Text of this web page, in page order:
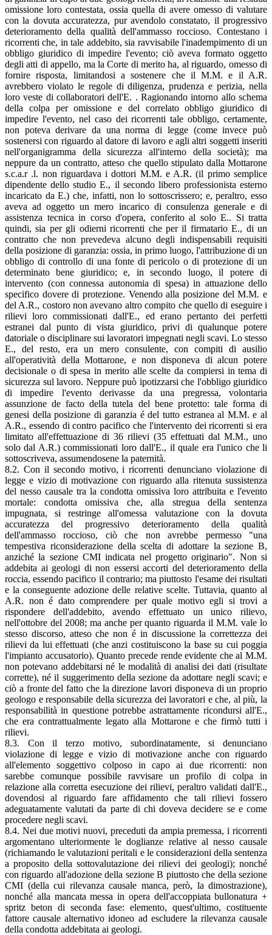
omissione loro contestata, ossia quella di avere omesso di valutare
con la dovuta accuratezza, pur avendolo constatato, il progressivo
deterioramento della qualità dell'ammasso roccioso. Contestano i
ricorrenti che, in tale addebito, sia ravvisabile l'inadempimento di un
obbligo giuridico di impedire l'evento; ciò aveva formato oggetto
degli atti di appello, ma la Corte di merito ha, al riguardo, omesso di
fornire risposta, limitandosi a sostenere che il M.M. e il A.R.
avrebbero violato le regole di diligenza, prudenza e perizia, nella
loro veste di collaboratori dell'E. . Ragionando intorno allo schema
della colpa per omissione e del correlato obbligo giuridico di
impedire l'evento, nel caso dei ricorrenti tale obbligo, certamente,
non poteva derivare da una norma di legge (come invece può
sostenersi con riguardo al datore di lavoro e agli altri soggetti inseriti
nell'organigramma della sicurezza all'interno della società); ma
neppure da un contratto, atteso che quello stipulato dalla Mottarone
s.c.a.r .l. non riguardava i dottori M.M. e A.R. (il primo semplice
dipendente dello studio E., il secondo libero professionista esterno
incaricato da E.) che, infatti, non lo sottoscrissero; e, peraltro, esso
aveva ad oggetto un mero incarico di consulenza generale e di
assistenza tecnica in corso d'opera, conferito al solo E.. Si tratta
quindi, sia per gli odierni ricorrenti che per il firmatario E., di un
contratto che non prevedeva alcuno degli indispensabili requisiti
della posizione di garanzia: ossia, in primo luogo, l'attribuzione di un
obbligo di controllo di una fonte di pericolo o di protezione di un
determinato bene giuridico; e, in secondo luogo, il potere di
intervento (con connessa autonomia di spesa) in attuazione dello
specifico dovere di protezione. Venendo alla posizione del M.M. e
del A.R., costoro non avevano altro compito che quello di eseguire i
rilievi loro commissionati dall'E., ed erano pertanto dei perfetti
estranei dal punto di vista giuridico, privi di qualunque potere
datoriale o disciplinare sui lavoratori impegnati negli scavi. Lo stesso
E., del resto, era un mero consulente, con compiti di ausilio
all'operatività della Mottarone, e non disponeva di alcun potere
decisionale o di spesa in merito alle scelte da compiersi in tema di
sicurezza sul lavoro. Neppure può ipotizzarsi che l'obbligo giuridico
di impedire l'evento derivasse da una pregressa, volontaria
assunzione de facto della tutela del bene protetto: tale forma di
genesi della posizione di garanzia é del tutto estranea al M.M. e al
A.R., essendo di contro pacifico che l'intervento dei ricorrenti si era
limitato all'effettuazione di 36 rilievi (35 effettuati dal M.M., uno
solo dal A.R.) commissionati loro dall'E., il quale era l'unico che li
sottoscriveva, assumendosene la paternità.
8.2. Con il secondo motivo, i ricorrenti denunciano violazione di
legge e vizio di motivazione con riguardo alla ritenuta sussistenza
del nesso causale tra la condotta omissiva loro attribuita e l'evento
mortale: condotta omissiva che, alla stregua della sentenza
impugnata, si restringe all'omessa valutazione con la dovuta
accuratezza del progressivo deterioramento della qualità
dell'ammasso roccioso, ciò che non avrebbe permesso "una
tempestiva riconsiderazione della scelta di adottare la sezione B,
anziché la sezione CMI indicata nel progetto originario". Non si
addebita ai geologi di non essersi accorti del deterioramento della
roccia, essendo pacifico il contrario; ma piuttosto l'esame dei risultati
e la conseguente adozione delle relative scelte. Tuttavia, quanto al
A.R. non é dato comprendere per quale motivo egli si trovi a
rispondere dell'addebito, avendo effettuato un unico rilievo,
nell'ottobre del 2008; ma anche per quanto riguarda il M.M. vale lo
stesso discorso, atteso che non é in discussione la correttezza dei
rilievi da lui effettuati (che anzi costituiscono la base su cui poggia
l'impianto accusatorio). Quanto precede rende evidente che al M.M.
non potevano addebitarsi né le modalità di analisi dei dati (risultate
corrette), né il suggerimento della sezione da adottare negli scavi; e
ciò a fronte del fatto che la direzione lavori disponeva di un proprio
geologo e responsabile della sicurezza dei lavoratori e che, al più, la
responsabilità in questione potrebbe astrattamente ricondursi all'E.,
che era contrattualmente legato alla Mottarone e che firmò tutti i
rilievi.
8.3. Con il terzo motivo, subordinatamente, si denunciano
violazione di legge e vizio di motivazione anche con riguardo
all'elemento soggettivo colposo in capo ai due ricorrenti: non
sarebbe comunque possibile ravvisare un profilo di colpa in
relazione alla corretta esecuzione dei rilievi, peraltro validati dall'E.,
dovendosi al riguardo fare affidamento che tali rilievi fossero
adeguatamente valutati da parte di chi doveva decidere se e come
procedere negli scavi.
8.4. Nei due motivi nuovi, preceduti da ampia premessa, i ricorrenti
argomentano ulteriormente le doglianze relative al nesso causale
(richiamando le valutazioni peritali e le considerazioni della sentenza
a proposito della sottovalutazione dei rilievi dei geologi); nonché
con riguardo all'adozione della sezione B piuttosto che della sezione
CMI (della cui rilevanza causale manca, però, la dimostrazione),
nonché alla mancata messa in opera dell'accoppiata bullonatura +
spritz beton di seconda fase: elemento, quest'ultimo, costituente
fattore causale alternativo idoneo ad escludere la rilevanza causale
della condotta addebitata ai geologi.